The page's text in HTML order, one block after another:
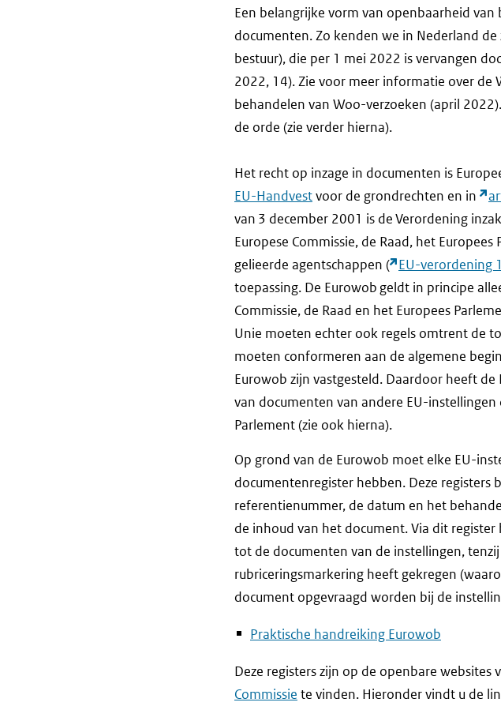
Een belangrijke vorm van openbaarheid
documenten. Zo kenden we in Nederland
bestuur), die per 1 mei 2022 is vervangen
2022, 14). Zie voor meer informatie over de
behandelen van Woo-verzoeken (april
de orde (zie verder hierna).
Het recht op inzage in documenten is
EU-Handvestvoor de grondrechten en in
van 3 december 2001 is de Verordening
Europese Commissie, de Raad, het
gelieerde agentschappen ( EU-verordening
toepassing. De Eurowob geldt in principe
Commissie, de Raad en het Europees
Unie moeten echter ook regels omtrent de
moeten conformeren aan de algemene
Eurowob zijn vastgesteld. Daardoor heeft
van documenten van andere EU-instellingen
Parlement (zie ook hierna).
Op grond van de Eurowob moet elke EU-
documentenregister hebben. Deze registers
referentienummer, de datum en het
de inhoud van het document. Via dit
tot de documenten van de instellingen,
rubriceringsmarkering heeft gekregen
document opgevraagd worden bij de
Praktische handreiking Eurowob
Deze registers zijn op de openbare websites
Commissie te vinden. Hieronder vindt u de